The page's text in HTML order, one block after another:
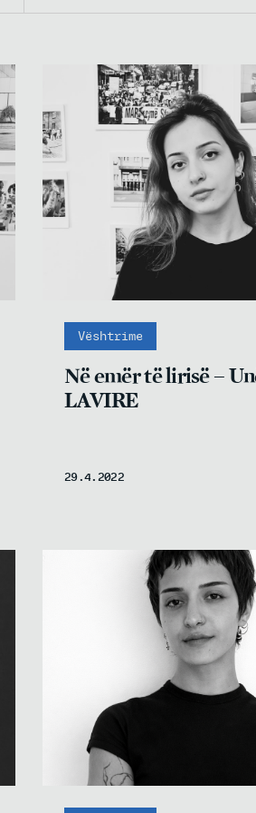
Vështrime
Në emër të lirisë –
LAVIRE
29.4.2022